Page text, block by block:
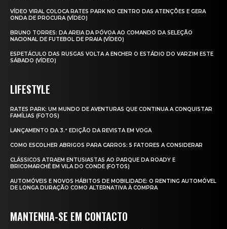
VÍDEO VIRAL COLOCA RATES PARK NO CENTRO DAS ATENÇÕES E GERA
ONDA DE PROCURA (VÍDEO)
BRUNO TORRES: DA AREIA DA PÓVOA AO COMANDO DA SELEÇÃO
NACIONAL DE FUTEBOL DE PRAIA (VÍDEO)
ESPETÁCULO DAS RUSGAS VOLTA A ENCHER O ESTÁDIO DO VARZIM ESTE
SÁBADO (VÍDEO)
LIFESTYLE
RATES PARK: UM MUNDO DE AVENTURAS QUE CONTINUA A CONQUISTAR
FAMÍLIAS (FOTOS)
LANÇAMENTO DA 3.ª EDIÇÃO DA REVISTA EM VOGA
COMO ESCOLHER ABRIGOS PARA CARROS: 5 FATORES A CONSIDERAR
CLÁSSICOS ATRAEM ENTUSIASTAS AO PARQUE DA ROADY E
BRICOMARCHÉ EM VILA DO CONDE (FOTOS)
AUTOMÓVEIS E NOVOS HÁBITOS DE MOBILIDADE: O RENTING AUTOMÓVEL
DE LONGA DURAÇÃO COMO ALTERNATIVA À COMPRA
MANTENHA-SE EM CONTACTO